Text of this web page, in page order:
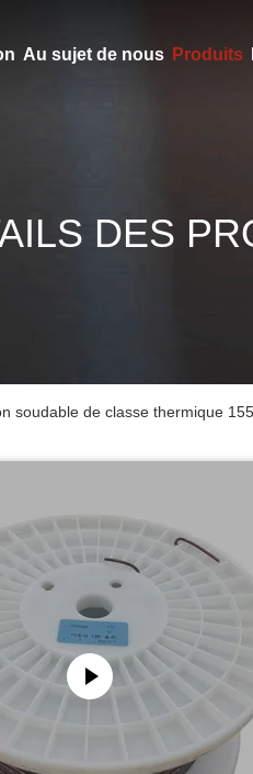
Au sujet de nous Produits
DES
soudable de classe thermique